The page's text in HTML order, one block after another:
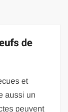
de
et
aussi un
peuvent